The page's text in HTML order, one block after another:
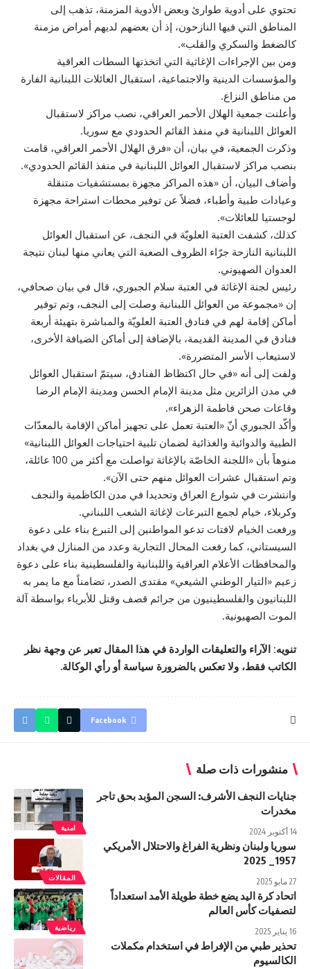
تحتوي على أدوية طوارئ وبعض الأدوية المزمنة، تذهب إلى
المناطق التي فيها النازحون، إذ أن بعضهم لديهم أمراض مزمنة
كالضغط والسكري والقلب».
ومن بين الإجراءات الإغاثية التي اتخذتها السطات العراقية
والمؤسسات الدينية والاجتماعية، استقبال العائلات اللبنانية الفارة
من مناطق النزاع.
وأعلنت جمعية الهلال الأحمر العراقي، نصب مراكز لاستقبال
العوائل اللبنانية في منفذ القائم الحدودي مع سوريا.
وذكرت الجمعية، في بيان، أن «فرق الهلال الأحمر العراقي، قامت
بنصب مراكز لاستقبال العوائل اللبنانية في منفذ القائم الحدودي».
وأضاف البيان، أن «هذه المراكز مجهزة بمستشفيات متنقلة
وعيادات طبية وأطباء، فضلاً عن توفير محطات استراحة مجهزة
لوجستيا للعائلات».
كذلك، كشفت العتبة العلويّة في النجف، عن استقبال العوائل
اللبنانية النازحة جرّاء الظروف الصعبة التي يعاني منها لبنان نتيجة
العدوان الصهيوني.
رئيس لجنة الإغاثة في العتبة سلام الجبوري، قال في بيان صحافي،
إن «مجموعة من العوائل اللبنانية وصلت إلى النجف، وتم توفير
أماكن إقامة لهم في فنادق العتبة العلويّة والمباشرة بتهيئة أربعة
فنادق في المدينة القديمة، بالإضافة إلى أماكن الضيافة الأخرى،
لاستيعاب الأسر المتضررة».
ولفت إلى أنه «في حال اكتظاظ الفنادق، سيتمّ استقبال العوائل
في مدن الزائرين مثل مدينة الإمام الحسن ومدينة الإمام الرضا
وقاعات صحن فاطمة الزهراء».
وأكّد الجبوري أنّ «العتبة تعمل على تجهيز أماكن الإقامة بالمعدّات
الطبية والدوائية والغذائية لضمان تلبية احتياجات العوائل اللبنانية»
منوهاً بأن «اللجنة الخاصّة بالإغاثة تواصلت مع أكثر من 100 عائلة،
وتم استقبال عشرات العوائل منهم حتى الآن».
وانتشرت في شوارع العراق وتحديدا في مدن الكاظمية والنجف
وكربلاء، خيام لجمع التبرعات لإغاثة الشعب اللبناني.
ورفعت الخيام لافتات تدعو المواطنين إلى التبرع بناء على دعوة
السيستاني، كما رفعت المحال التجارية وعدد من المنازل في بغداد
والمحافظات الأعلام العراقية واللبنانية والفلسطينية بناء على دعوة
زعيم «التيار الوطني الشيعي» مقتدى الصدر، تضامناً مع ما يمر به
اللبنانيون والفلسطينيون من جرائم قصف وقتل للأبرياء بواسطة آلة
الموت الصهيونية.
تنويه: الآراء والتعليقات الواردة في هذا المقال تعبر عن وجهة نظر
الكاتب فقط، ولا تعكس بالضرورة سياسة أو رأي الوكالة.
Facebook
منشورات ذات صلة
امنية
جنايات النجف الأشرف: السجن المؤبد بحق تاجر
مخدرات
14 أكتوبر 2024
المقالات
سوريا ولبنان ونظرية الفراغ والاحتلال الأمريكي
1957_ 2025
27 مايو 2025
رياضية
اتحاد كرة اليد يضع خطة طويلة الأمد استعداداً
لتصفيات كأس العالم
16 يناير 2025
تحذير طبي من الإفراط في استخدام مكملات
الكالسيوم